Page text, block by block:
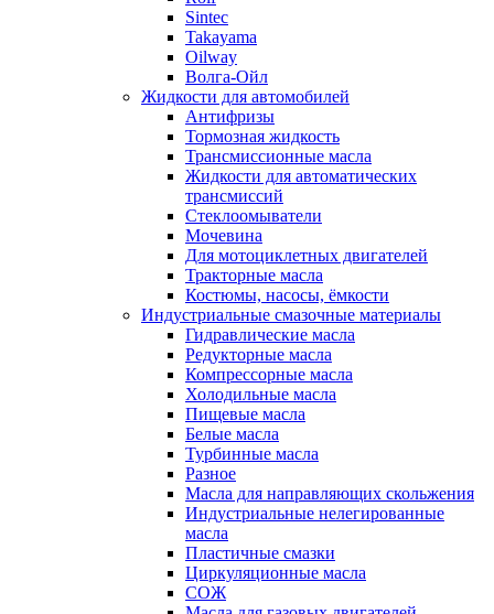
Sintec
Takayama
Oilway
Волга-Ойл
Жидкости для автомобилей
Антифризы
Тормозная жидкость
Трансмиссионные масла
Жидкости для автоматических
трансмиссий
Стеклоомыватели
Мочевина
Для мотоциклетных двигателей
Тракторные масла
Костюмы, насосы, ёмкости
Индустриальные смазочные материалы
Гидравлические масла
Редукторные масла
Компрессорные масла
Холодильные масла
Пищевые масла
Белые масла
Турбинные масла
Разное
Масла для направляющих скольжения
Индустриальные нелегированные
масла
Пластичные смазки
Циркуляционные масла
СОЖ